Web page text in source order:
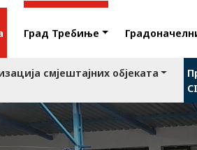
Град Требиње
смјештајних објеката